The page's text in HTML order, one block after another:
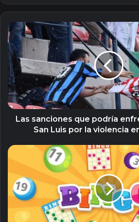
Las
sanciones
que
podría
enfrentar
el
Atlético
San
Luis
por
en
su
Las sanciones que podría
San Luis por la violencia
Así
fue
Bingo
hizo